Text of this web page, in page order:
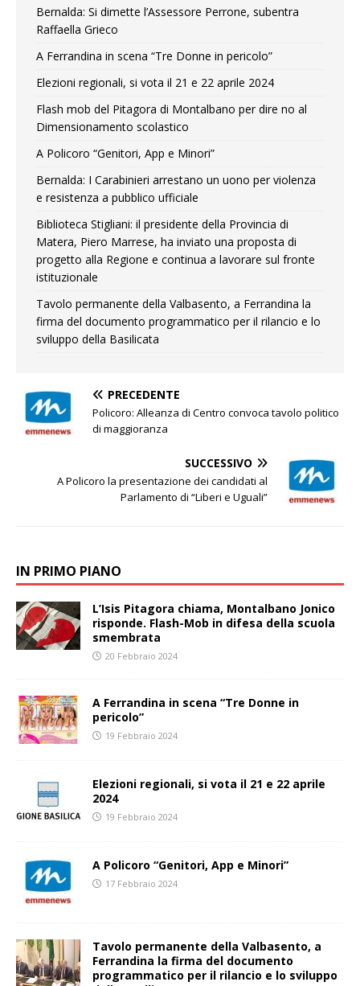
Bernalda: Si dimette l’Assessore Perrone, subentra
Raffaella Grieco
A Ferrandina in scena “Tre Donne in pericolo”
Elezioni regionali, si vota il 21 e 22 aprile 2024
Flash mob del Pitagora di Montalbano per dire no al
Dimensionamento scolastico
A Policoro “Genitori, App e Minori”
Bernalda: I Carabinieri arrestano un uono per violenza
e resistenza a pubblico ufficiale
Biblioteca Stigliani: il presidente della Provincia di
Matera, Piero Marrese, ha inviato una proposta di
progetto alla Regione e continua a lavorare sul fronte
istituzionale
Tavolo permanente della Valbasento, a Ferrandina la
firma del documento programmatico per il rilancio e lo
sviluppo della Basilicata
PRECEDENTE
Policoro: Alleanza di Centro convoca tavolo politico
di maggioranza
SUCCESSIVO
A Policoro la presentazione dei candidati al
Parlamento di “Liberi e Uguali”
IN PRIMO PIANO
L’Isis Pitagora chiama, Montalbano Jonico
risponde. Flash-Mob in difesa della scuola
smembrata
20 Febbraio 2024
A Ferrandina in scena “Tre Donne in
pericolo”
19 Febbraio 2024
Elezioni regionali, si vota il 21 e 22 aprile
2024
19 Febbraio 2024
A Policoro “Genitori, App e Minori”
17 Febbraio 2024
Tavolo permanente della Valbasento, a
Ferrandina la firma del documento
programmatico per il rilancio e lo sviluppo